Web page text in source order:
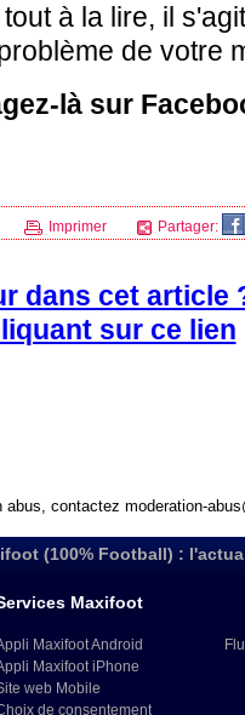
à la lire, il
de votre
là sur
Imprimer Partager:
dans cet article
sur ce lien
abus, contactez moderation-
(100% Football) :
Maxifoot
Maxifoot Android
Maxifoot iPhone
web Mobile
de consentement